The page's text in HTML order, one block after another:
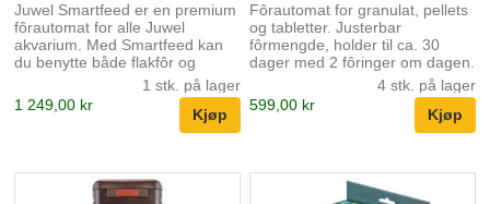
Juwel Smartfeed er en premium
fôrautomat for alle Juwel
akvarium. Med Smartfeed kan
du benytte både flakfôr og
granulat ved å bytte ut
mateskruen. Ved å benytte rett
monteringsbrakett kan
fôrautomaten tilpasses etthvert
programmere opp til 3 utfôringer
1 stk. på lager
1 249,00 kr
Fôrautomat for granulat, pellets
og tabletter. Justerbar
fôrmengde, holder til ca. 30
dager med 2 fôringer om dagen.
Automaten drives av 2 stk. AA-
batterier.
4 stk. på lager
599,00 kr